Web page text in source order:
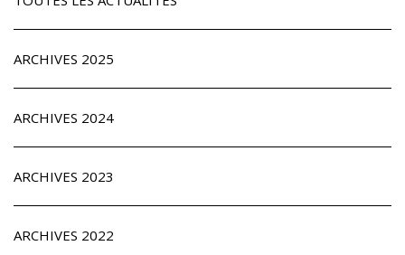
ARCHIVES 2025
ARCHIVES 2024
ARCHIVES 2023
ARCHIVES 2022